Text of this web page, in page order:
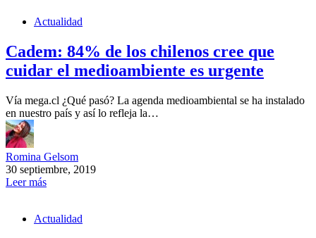
Actualidad
Cadem: 84% de los chilenos cree que
cuidar el medioambiente es urgente
Vía mega.cl ¿Qué pasó? La agenda medioambiental se ha instalado
en nuestro país y así lo refleja la…
Romina Gelsom
30 septiembre, 2019
Leer más
Actualidad